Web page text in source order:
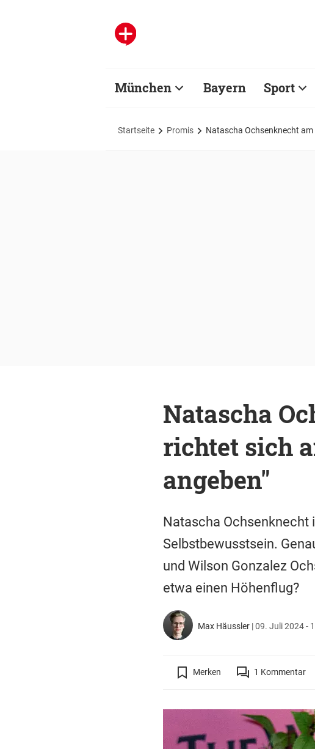
München Bayern Sport
Startseite Promis Natascha Ochsenknecht
Natascha
richtet sich
angeben"
Natascha Ochsenknecht
Selbstbewusstsein.
und Wilson Gonzalez
etwa einen Höhenflug?
Max Häussler |09. Juli 2024 -
Merken 1 Kommentar